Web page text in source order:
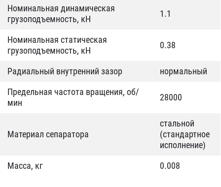
Номинальная динамическая
грузоподъемность, кН
1.1
Номинальная статическая
грузоподъемность, кН
0.38
Радиальный внутренний зазор
нормальный
Предельная частота вращения, об/
мин
28000
Материал сепаратора
стальной
(стандартное
исполнение)
Масса, кг
0.008